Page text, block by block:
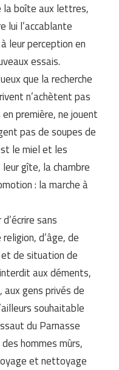
la boîte aux lettres,
lui l’accablante
leur perception en
essais.
que la recherche
n’achètent pas
première, ne jouent
pas de soupes de
le miel et les
gîte, la chambre
: la marche à
sans
d’âge, de
de situation de
aux déments,
gens privés de
souhaitable
du Parnasse
hommes mûrs,
et nettoyage